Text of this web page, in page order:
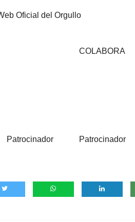
COLABORA
Patrocinador Patrocinador